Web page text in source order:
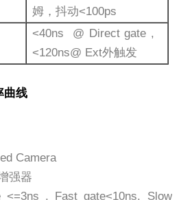
姆，抖动<100ps
<40ns @ Direct gate ,
<120ns@ Ext外触发
曲线
Camera
强器
, Fast gate<10ns, Slow